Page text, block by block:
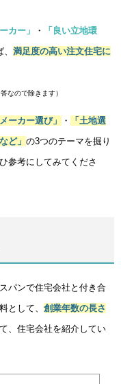
カー」 ・
「良い立地環
満足度の高い注文住宅に
なので除きます）
ーカー選び」 ・
「土地選
ど」 の3つのテーマを掘り
参考にしてみてくださ
パンで住宅会社と付き合
として、 創業年数の長さ
、住宅会社を紹介してい